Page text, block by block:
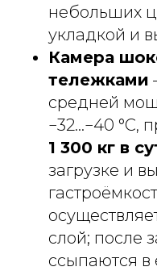
небольших
укладкой и
Камера
тележками
средней
−32...−40 °C,
1 300 кг в
загрузке и
слой; после
ссыпаются в